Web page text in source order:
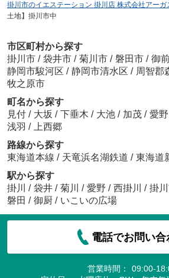
掛川市のイエステーション 掛川店 株式会社アーガ
土地】掛川市中
市区町村から探す
掛川市 / 袋井市 / 菊川市 / 磐田市 / 御
静岡市駿河区 / 静岡市清水区 / 周智郡
牧之原市
町名から探す
見付 / 大坂 / 下垂木 / 大池 / 加茂 / 愛野
浅羽 /
上西郷
路線から探す
東海道本線 / 天竜浜名湖鉄道 / 東海道
駅から探す
掛川
/ 袋井 / 菊川 / 愛野 / 西掛川 / 掛
磐田 / 御厨 / いこいの広場
電話でお問い合
営業時間：
09:00-